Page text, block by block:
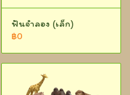
ฟันจำลอง (เล็ก)
฿0